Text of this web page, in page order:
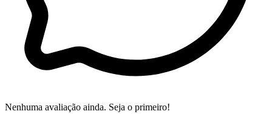
Nenhuma avaliação ainda. Seja o primeiro!